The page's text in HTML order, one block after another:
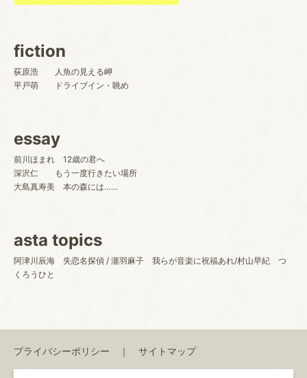
fiction
荻原浩 人魚の見える岬
平戸萌 ドライブイン・眺め
essay
前川ほまれ 12歳の君へ
深沢仁 もう一度行きたい場所
大島真寿美 本の森には……
asta topics
阿津川辰海 失恋名探偵 / 瀧羽麻子 我らが音楽に祝福あれ/村山早紀 つ
くろうひと
プライバシーポリシー サイトマップ